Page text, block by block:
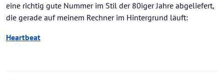
eine richtig gute Nummer im Stil der 80iger Jahre abgeliefert,
die gerade auf meinem Rechner im Hintergrund läuft:
Heartbeat